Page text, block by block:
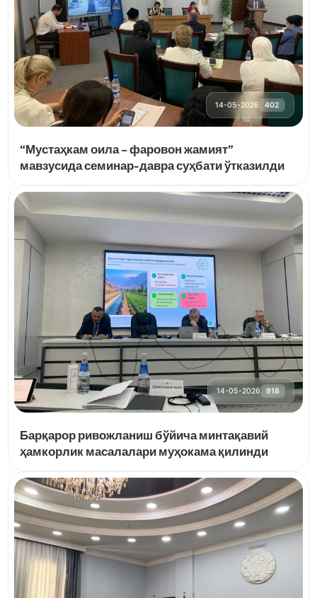
14-05-2026 402
“Мустаҳкам оила – фаровон жамият”
мавзусида семинар-давра суҳбати ўтказилди
14-05-2026 918
Барқарор ривожланиш бўйича минтақавий
ҳамкорлик масалалари муҳокама қилинди